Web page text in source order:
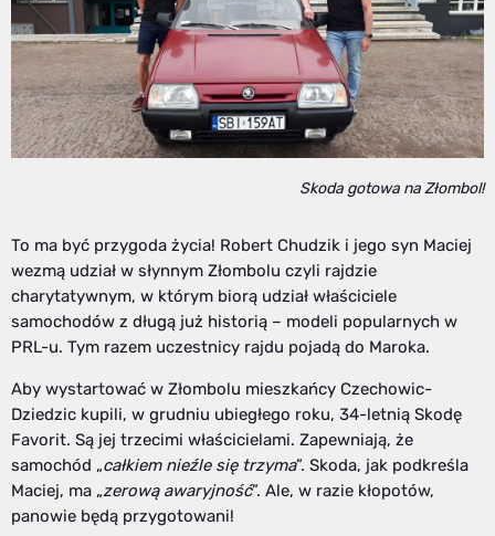
Skoda gotowa na Złombol!
To ma być przygoda życia! Robert Chudzik i jego syn Maciej
wezmą udział w słynnym Złombolu czyli rajdzie
charytatywnym, w którym biorą udział właściciele
samochodów z długą już historią – modeli popularnych w
PRL-u. Tym razem uczestnicy rajdu pojadą do Maroka.
Aby wystartować w Złombolu mieszkańcy Czechowic-
Dziedzic kupili, w grudniu ubiegłego roku, 34-letnią Skodę
Favorit. Są jej trzecimi właścicielami. Zapewniają, że
samochód „całkiem nieźle się trzyma”. Skoda, jak podkreśla
Maciej, ma „zerową awaryjność”. Ale, w razie kłopotów,
panowie będą przygotowani!